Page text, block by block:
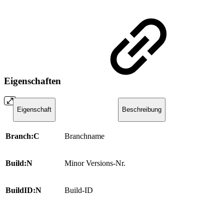
Eigenschaften
Eigenschaft Beschreibung
Branch:C Branchname
Build:N Minor Versions-Nr.
BuildID:N Build-ID